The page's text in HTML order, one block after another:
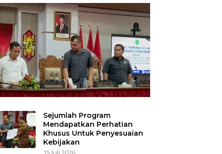
Sejumlah Program
Mendapatkan Perhatian
Khusus Untuk Penyesuaian
Kebijakan